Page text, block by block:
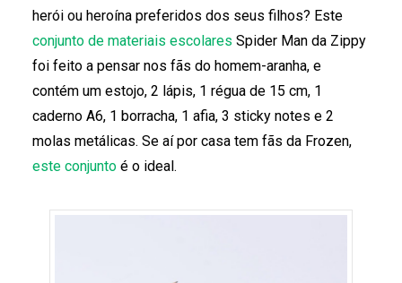
herói ou heroína preferidos dos seus filhos? Este
conjunto de materiais escolares Spider Man da Zippy
foi feito a pensar nos fãs do homem-aranha, e
contém um estojo, 2 lápis, 1 régua de 15 cm, 1
caderno A6, 1 borracha, 1 afia, 3 sticky notes e 2
molas metálicas. Se aí por casa tem fãs da Frozen,
este conjuntoé o ideal.